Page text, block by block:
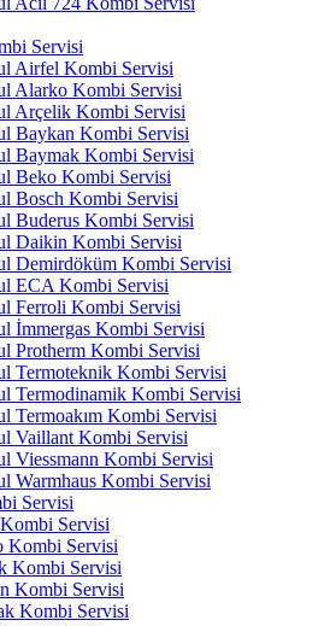
Servisi
Airfel Kombi Servisi
Alarko Kombi Servisi
Arçelik Kombi Servisi
Baykan Kombi Servisi
Baymak Kombi Servisi
Beko Kombi Servisi
Bosch Kombi Servisi
Buderus Kombi Servisi
Daikin Kombi Servisi
Demirdöküm Kombi Servisi
ECA Kombi Servisi
Ferroli Kombi Servisi
İmmergas Kombi Servisi
Protherm Kombi Servisi
Termoteknik Kombi Servisi
Termodinamik Kombi Servisi
Termoakım Kombi Servisi
Vaillant Kombi Servisi
Viessmann Kombi Servisi
Warmhaus Kombi Servisi
Servisi
Servisi
Kombi Servisi
Kombi Servisi
Kombi Servisi
Kombi Servisi